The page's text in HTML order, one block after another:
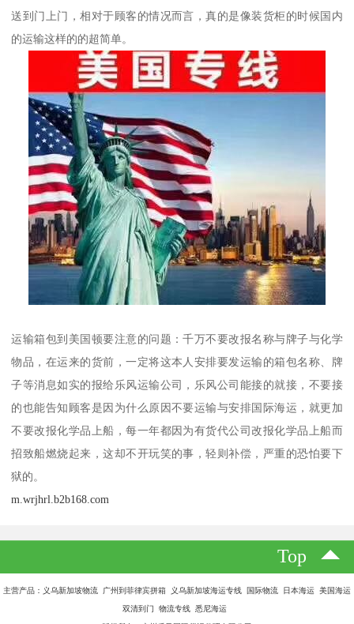
送到门上门，相对于顾客的情况而言，真的是像装货柜的时候国内
的运输这样的的超简单。
运输箱包到美国顿要注意的问题：千万不要改报名称与牌子与化学
物品，在运来的货前，一定将这本人安排要发运输的箱包名称、牌
子等消息如实的报给乐风运输公司，乐风公司能接的就接，不要接
的也能告知顾客是因为什么原因不要运输与安排国际海运，就更加
不要改报化学品上船，每一年都因为有货代公司改报化学品上船而
招致船燃烧起来，这却不开玩笑的事，轻则补偿，严重的恐怕要下
狱的。
m.wrjhrl.b2b168.com
Top
主营产品：义乌新加坡物流 广州到菲律宾拼箱 义乌新加坡海运专线 国际物流 日本海运 美国海运
双清到门 物流专线 悉尼海运